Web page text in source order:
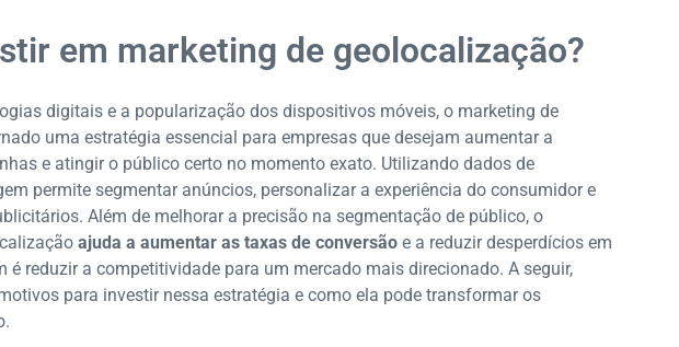
em marketing de geolocalização?
digitais e a popularização dos dispositivos móveis, o marketing de
uma estratégia essencial para empresas que desejam aumentar a
e atingir o público certo no momento exato. Utilizando dados de
permite segmentar anúncios, personalizar a experiência do consumidor e
Além de melhorar a precisão na segmentação de público, o
ajuda a aumentar as taxas de conversão e a reduzir desperdícios em
é reduzir a competitividade para um mercado mais direcionado. A seguir,
para investir nessa estratégia e como ela pode transformar os